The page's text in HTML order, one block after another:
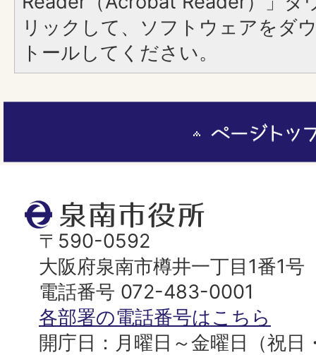
リックして、ソフトウェアをダ
トールしてください。
泉
南
市
役
所
〒590-0592
大阪府泉南市樽井一丁目1番1号
電話番号 072-483-0001
各部署の電話番号はこちら
開庁日：月曜日～金曜日（祝日